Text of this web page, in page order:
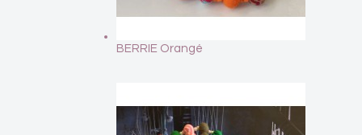
BERRIE Orangé